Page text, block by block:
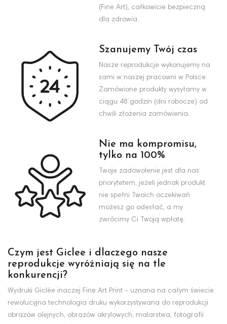
(Fine Art), całkowicie bezpieczną
dla zdrowia.
Szanujemy Twój czas
Nasze reprodukcje wykonujemy na
sami w naszej pracowni w Polsce.
Zamówione produkty wysyłamy w
ciągu 48 godzin (dni robocze) od
chwili złożenia zamówienia.
Nie ma kompromisu,
tylko na 100%
Twoje zadowolenie jest dla nas
priorytetem, jeżeli jednak produkt
nie spełni Twoich oczekiwań
możesz go odesłać, a my
zwrócimy Ci Twoją wpłatę.
Czym jest Giclee i dlaczego nasze
reprodukcje wyróżniają się na tle
konkurencji?
Wydruki Giclée inaczej Fine Art Print - uznana na całym świecie
rewolucyjna technologia druku wykorzystywana do reprodukcji
obrazów olejnych, obrazów akrylowych, malarstwa, fotografii